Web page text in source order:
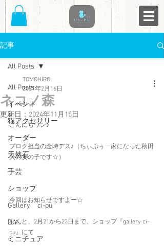
記事
All Posts
イベント
猫アクセサリー
オーダー
天然石
手芸
ショップ
Gallery ci-pu
DIY
ミニチュア
All Posts
ネコノ森
TOMOHIRO
2021年2月16日
更新日： 2024年11月15日
こんにちワン♪
ブログ担当の金時デス♪（ちぃぷぅ一家になった秋田
犬の女の子です☆）
今回はお知らせですよー☆
なんと、2月21から23日まで、ショップ『gallery ci-
pu』にて